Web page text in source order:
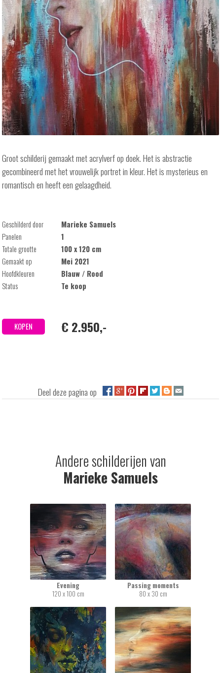
Groot schilderij gemaakt met acrylverf op doek. Het is abstractie
gecombineerd met het vrouwelijk portret in kleur. Het is mysterieus en
romantisch en heeft een gelaagdheid.
Geschilderd door
Marieke Samuels
Panelen
1
Totale grootte
100 x 120 cm
Gemaakt op
Mei 2021
Hoofdkleuren
Blauw / Rood
Status
Te koop
KOPEN € 2.950,-
Deel deze pagina op
Andere schilderijen van
Marieke Samuels
Evening
120 x 100 cm
Passing moments
80 x 30 cm